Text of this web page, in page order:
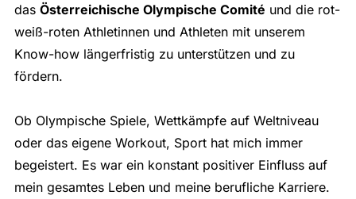
das Österreichische Olympische Comité und die rot-
weiß-roten Athletinnen und Athleten mit unserem
Know-how längerfristig zu unterstützen und zu
fördern.
Ob Olympische Spiele, Wettkämpfe auf Weltniveau
oder das eigene Workout, Sport hat mich immer
begeistert. Es war ein konstant positiver Einfluss auf
mein gesamtes Leben und meine berufliche Karriere.